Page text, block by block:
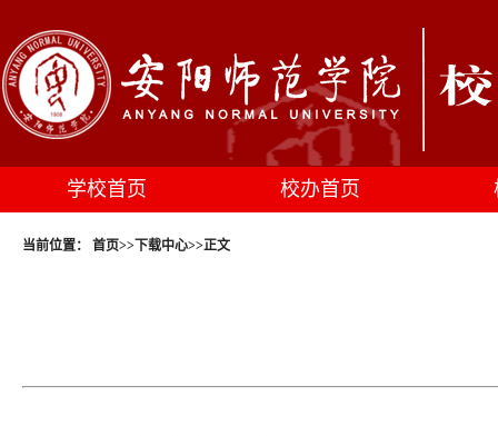
学校首页 校办首页
当前位置： 首页>> 下载中心>>正文